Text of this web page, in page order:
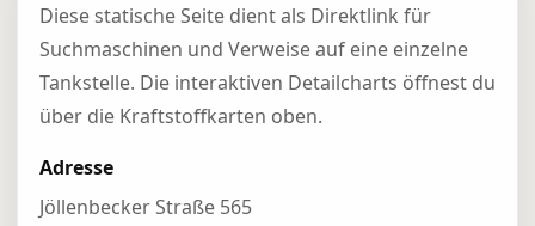
Diese statische Seite dient als Direktlink für
Suchmaschinen und Verweise auf eine einzelne
Tankstelle. Die interaktiven Detailcharts öffnest du
über die Kraftstoffkarten oben.
Adresse
Jöllenbecker Straße 565